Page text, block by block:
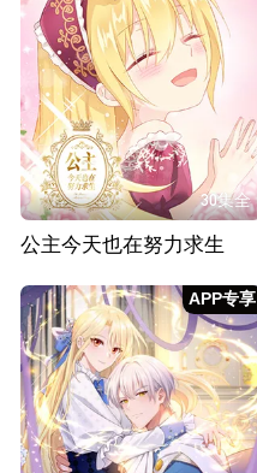
30集全
公主今天也在努力求生
APP专享